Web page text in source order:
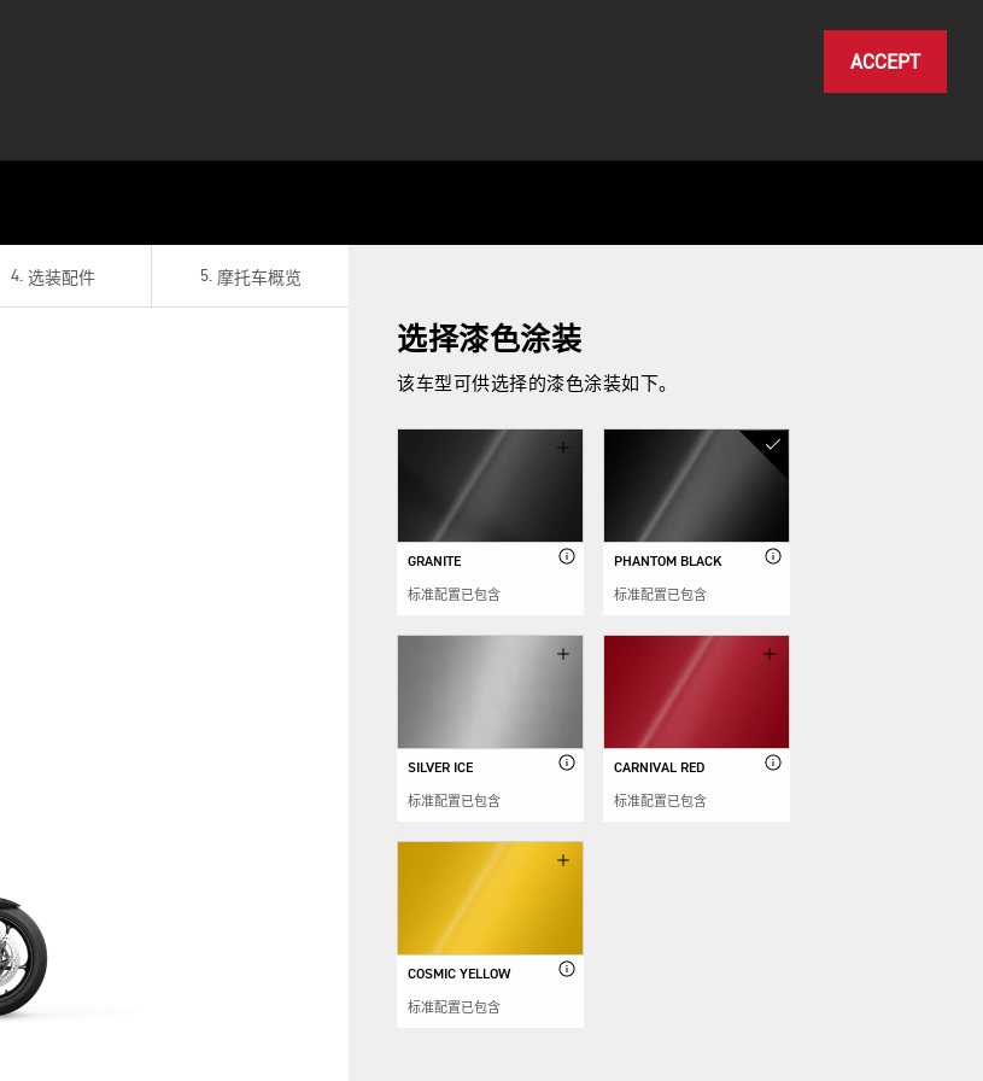
ACCEPT
4. 选装配件 5. 摩托车概览
选择漆色涂装
该车型可供选择的漆色涂装如下。
GRANITE
标准配置已包含
PHANTOM BLACK
标准配置已包含
SILVER ICE
标准配置已包含
CARNIVAL RED
标准配置已包含
COSMIC YELLOW
标准配置已包含